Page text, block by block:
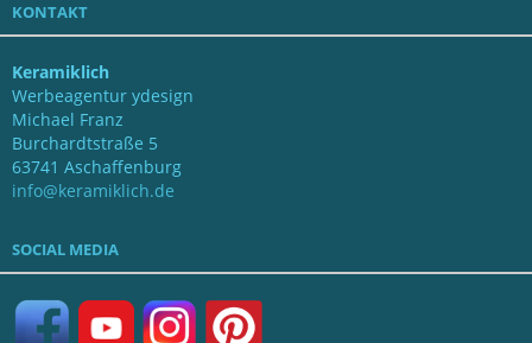
KONTAKT
Keramiklich
Werbeagentur ydesign
Michael Franz
Burchardtstraße 5
63741 Aschaffenburg
info@keramiklich.de
SOCIAL MEDIA